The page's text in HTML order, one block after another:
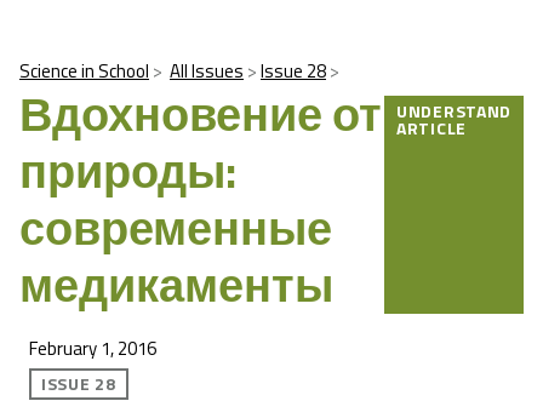
Science in School All Issues Issue 28
Вдохновение от
природы:
современные
медикаменты
UNDERSTAND
ARTICLE
February 1, 2016
ISSUE 28